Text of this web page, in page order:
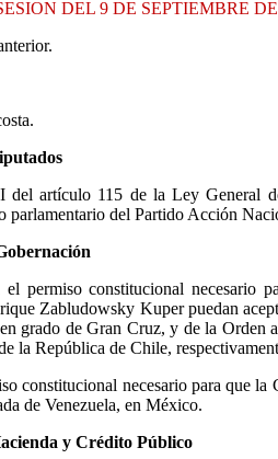
DEL 9 DE SEPTIEMBRE
artículo 115 de la Ley General
parlamentario del Partido Acción
permiso constitucional necesario
Zabludowsky Kuper puedan
grado de Gran Cruz, y de la Orden
la República de Chile,
constitucional necesario para que la
de Venezuela, en México.
y Crédito Público